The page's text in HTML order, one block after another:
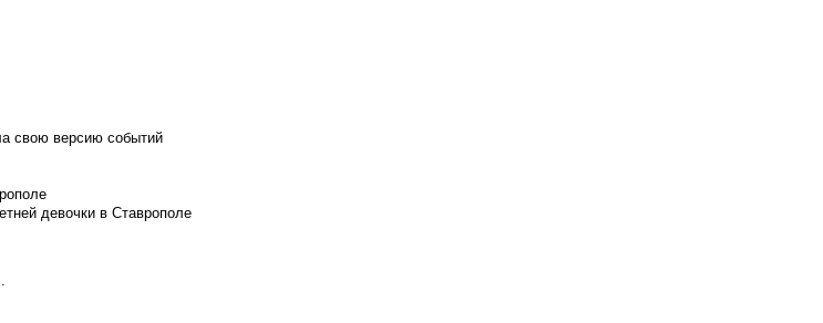
свою версию событий
девочки в Ставрополе